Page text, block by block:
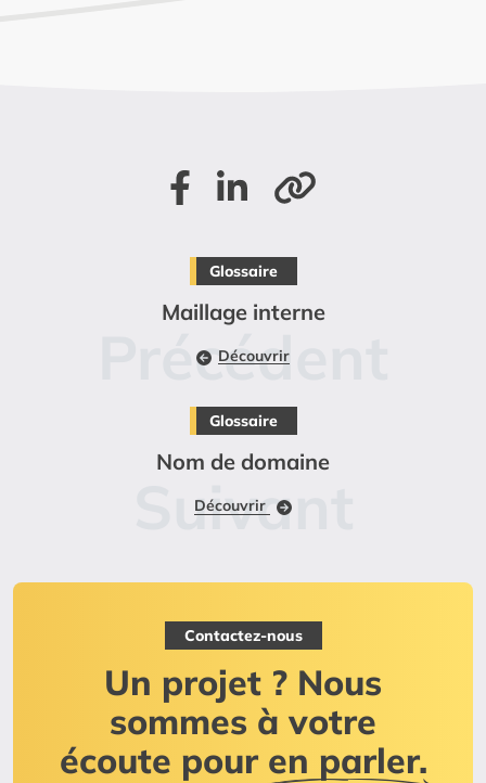
Partager sur Facebook
Partager sur LinkedIn
Glossaire
Maillage interne
Découvrir
Glossaire
Nom de domaine
Découvrir
Contactez-nous
Un projet ? Nous
sommes à votre
écoute pour en parler.